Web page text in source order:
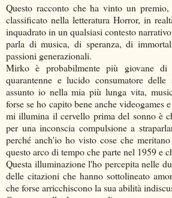
Questo racconto che ha vinto un
classificato nella letteratura Horror, in
inquadrato in un qualsiasi contesto
parla di musica, di speranza, di
passioni generazionali.
Mirko è probabilmente più giovane
quarantenne e lucido consumatore delle
assunto io nella mia più lunga vita,
forse se ho capito bene anche videogames
mi illumina il cervello prima del sonno è
per una inconscia compulsione a
perché anch'io ho visto cose che
questo arco di tempo che parte nel 1959 e
Questa illuminazione l'ho percepita nelle
delle citazioni che hanno sottolineato
che forse arricchiscono la sua abilità